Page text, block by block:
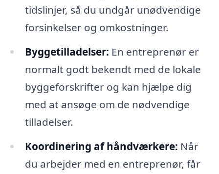
tidslinjer, så du undgår unødvendige
forsinkelser og omkostninger.
Byggetilladelser: En entreprenør er
normalt godt bekendt med de lokale
byggeforskrifter og kan hjælpe dig
med at ansøge om de nødvendige
tilladelser.
Koordinering af håndværkere: Når
du arbejder med en entreprenør, får